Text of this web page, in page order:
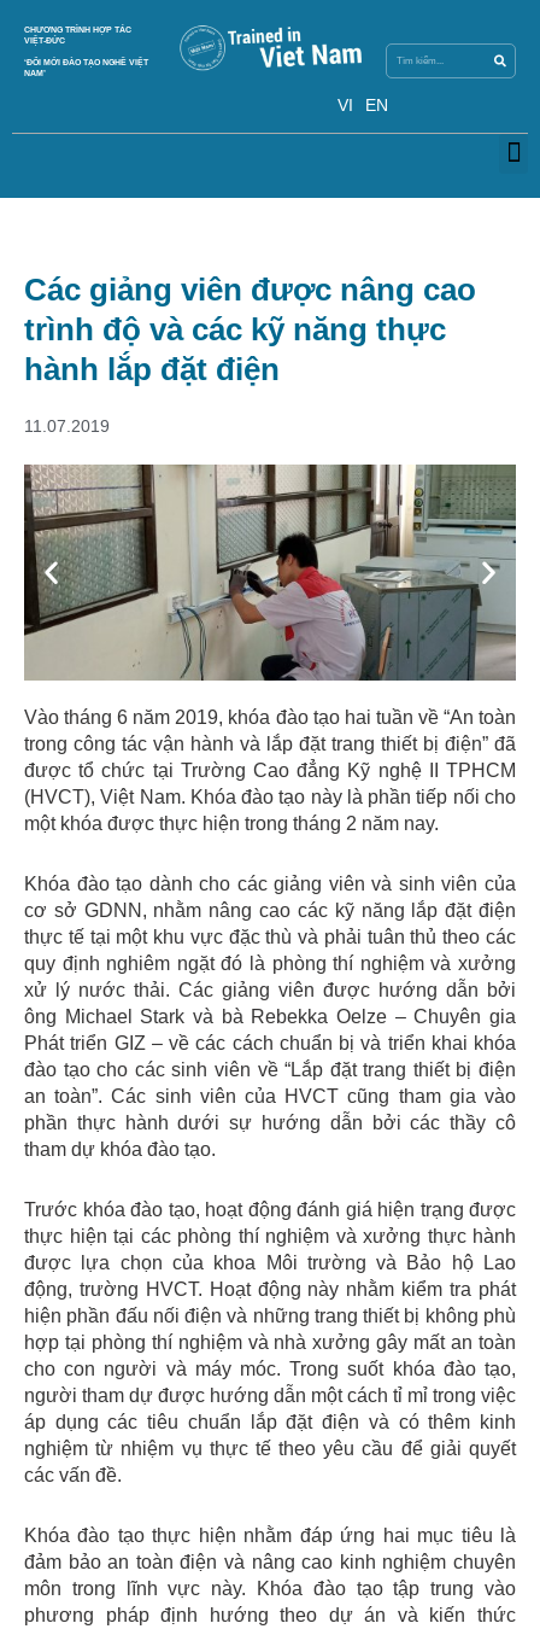
CHƯƠNG TRÌNH HỢP TÁC
VIỆT-ĐỨC
‘ĐỔI MỚI ĐÀO TẠO NGHỀ VIỆT
NAM’
VI EN
Các giảng viên được nâng cao
trình độ và các kỹ năng thực
hành lắp đặt điện
11.07.2019
Previous Next
Vào tháng 6 năm 2019, khóa đào tạo hai tuần về “An toàn
trong công tác vận hành và lắp đặt trang thiết bị điện” đã
được tổ chức tại Trường Cao đẳng Kỹ nghệ II TPHCM
(HVCT), Việt Nam. Khóa đào tạo này là phần tiếp nối cho
một khóa được thực hiện trong tháng 2 năm nay.
Khóa đào tạo dành cho các giảng viên và sinh viên của
cơ sở GDNN, nhằm nâng cao các kỹ năng lắp đặt điện
thực tế tại một khu vực đặc thù và phải tuân thủ theo các
quy định nghiêm ngặt đó là phòng thí nghiệm và xưởng
xử lý nước thải. Các giảng viên được hướng dẫn bởi
ông Michael Stark và bà Rebekka Oelze – Chuyên gia
Phát triển GIZ – về các cách chuẩn bị và triển khai khóa
đào tạo cho các sinh viên về “Lắp đặt trang thiết bị điện
an toàn”. Các sinh viên của HVCT cũng tham gia vào
phần thực hành dưới sự hướng dẫn bởi các thầy cô
tham dự khóa đào tạo.
Trước khóa đào tạo, hoạt động đánh giá hiện trạng được
thực hiện tại các phòng thí nghiệm và xưởng thực hành
được lựa chọn của khoa Môi trường và Bảo hộ Lao
động, trường HVCT. Hoạt động này nhằm kiểm tra phát
hiện phần đấu nối điện và những trang thiết bị không phù
hợp tại phòng thí nghiệm và nhà xưởng gây mất an toàn
cho con người và máy móc. Trong suốt khóa đào tạo,
người tham dự được hướng dẫn một cách tỉ mỉ trong việc
áp dụng các tiêu chuẩn lắp đặt điện và có thêm kinh
nghiệm từ nhiệm vụ thực tế theo yêu cầu để giải quyết
các vấn đề.
Khóa đào tạo thực hiện nhằm đáp ứng hai mục tiêu là
đảm bảo an toàn điện và nâng cao kinh nghiệm chuyên
môn trong lĩnh vực này. Khóa đào tạo tập trung vào
phương pháp định hướng theo dự án và kiến ​​thức